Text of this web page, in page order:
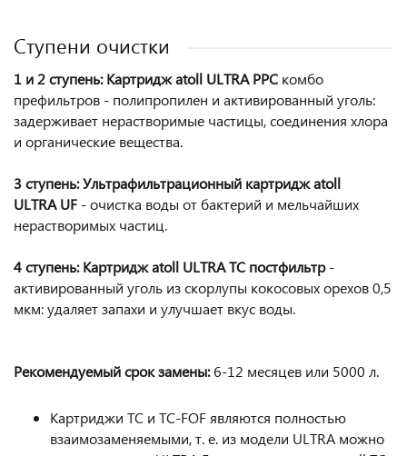
Ступени очистки
1 и 2 ступень: Картридж atoll ULTRA PPC комбо
префильтров - полипропилен и активированный уголь:
задерживает нерастворимые частицы, соединения хлора
и органические вещества.
3 ступень: Ультрафильтрационный картридж atoll
ULTRA UF - очистка воды от бактерий и мельчайших
нерастворимых частиц.
4 ступень: Картридж atoll ULTRA TC постфильтр-
активированный уголь из скорлупы кокосовых орехов 0,5
мкм: удаляет запахи и улучшает вкус воды.
Рекомендуемый срок замены:6-12 месяцев или 5000 л.
Картриджи TC и TC-FOF являются полностью
взаимозаменяемыми, т. е. из модели ULTRA можно